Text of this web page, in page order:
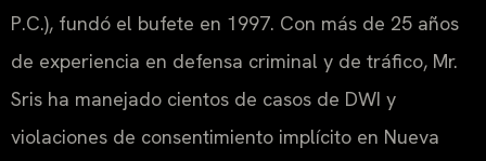
P.C.), fundó el bufete en 1997. Con más de 25 años
de experiencia en defensa criminal y de tráfico, Mr.
Sris ha manejado cientos de casos de DWI y
violaciones de consentimiento implícito en Nueva